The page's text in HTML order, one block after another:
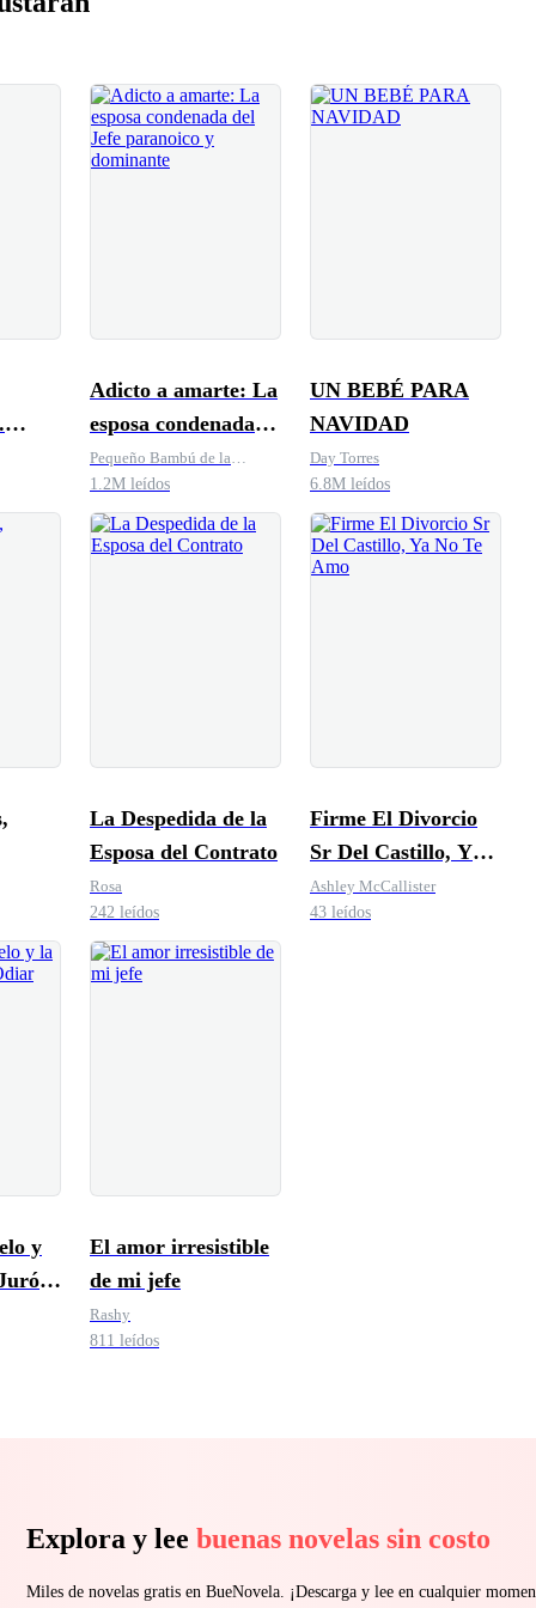
Adicto a amarte: La
esposa condenada
del Jefe paranoico y
dominante
Pequeño Bambú de la
Familia Gu
1.2M leídos
UN BEBÉ PARA
NAVIDAD
Day Torres
6.8M leídos
La Despedida de la
Esposa del Contrato
Rosa
242 leídos
Firme El Divorcio
Sr Del Castillo, Ya
No Te Amo
Ashley McCallister
43 leídos
y
El amor irresistible
de mi jefe
Rashy
811 leídos
Explora y lee buenas novelas sin costo
Miles de novelas gratis en BueNovela. ¡Descarga y lee en cualquier